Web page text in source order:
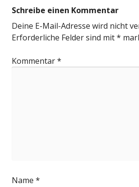
Schreibe einen Kommentar
Deine E-Mail-Adresse wird nicht
Erforderliche Felder sind mit*
Kommentar*
Name *